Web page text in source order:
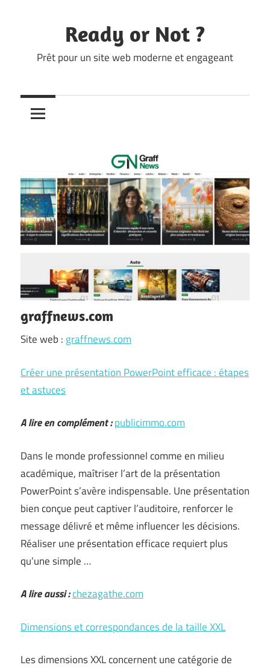
Ready or Not ?
Prêt pour un site web moderne et engageant
graffnews.com
Site web : graffnews.com
Créer une présentation PowerPoint efficace : étapes
et astuces
A lire en complément :publicimmo.com
Dans le monde professionnel comme en milieu
académique, maîtriser l’art de la présentation
PowerPoint s’avère indispensable. Une présentation
bien conçue peut captiver l’auditoire, renforcer le
message délivré et même influencer les décisions.
Réaliser une présentation efficace requiert plus
qu’une simple …
A lire aussi :chezagathe.com
Dimensions et correspondances de la taille XXL
Les dimensions XXL concernent une catégorie de